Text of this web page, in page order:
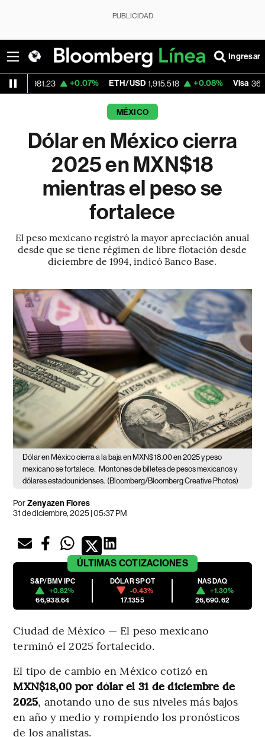
PUBLICIDAD
Ingresar
+0.07% ETH/USD 1,915.518 +0.08% Visa 362.50 -
MÉXICO
Dólar en México cierra
2025 en MXN$18
mientras el peso se
fortalece
El peso mexicano registró la mayor apreciación anual
desde que se tiene régimen de libre flotación desde
diciembre de 1994, indicó Banco Base.
Dólar en México cierra a la baja en MXN$18.00 en 2025 y peso
mexicano se fortalece. Montones de billetes de pesos mexicanos y
dólares estadounidenses. (Bloomberg/Bloomberg Creative Photos)
PorZenyazen Flores
31 de diciembre, 2025 | 05:37 PM
ÚLTIMAS COTIZACIONES
S&P/BMV IPC
+0.82%
66,938.64
DÓLAR SPOT
-0.43%
17.1355
NASDAQ
+1.30%
26,690.62
Ciudad de México — El peso mexicano
terminó el 2025 fortalecido.
El tipo de cambio en México cotizó en
MXN$18,00 por dólar el 31 de diciembre de
2025, anotando uno de sus niveles más bajos
en año y medio y rompiendo los pronósticos
de los analistas.